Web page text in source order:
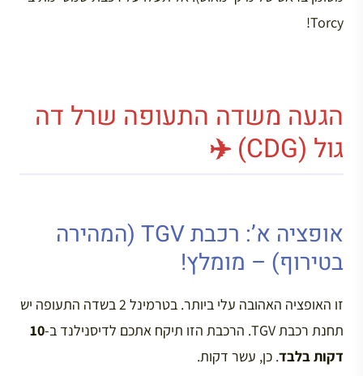
Torcy!
הגעה משדה התעופה שרל דה
גול (CDG) ✈️
אופציה א’: רכבת TGV (המהירה
בטירוף) – מומלץ!
זו האופציה האהובה עלי ביותר. בטרמינל 2 בשדה התעופה יש
תחנת רכבת TGV. הרכבת הזו תיקח אתכם לדיסנילנד ב-
10
דקות בלבד. כן, עשר דקות.